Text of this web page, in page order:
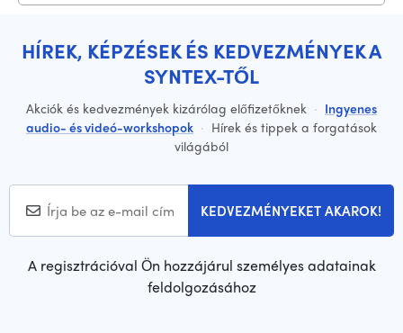
HÍREK, KÉPZÉSEK ÉS KEDVEZMÉNYEK A
SYNTEX-TŐL
Akciók és kedvezmények kizárólag előfizetőknek · Ingyenes
audio- és videó-workshopok · Hírek és tippek a forgatások
világából
KEDVEZMÉNYEKET AKAROK!
A regisztrációval Ön hozzájárul személyes adatainak
feldolgozásához